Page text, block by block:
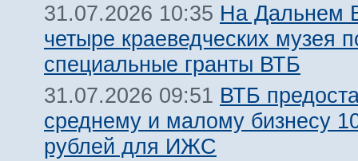
31.07.2026 10:35 На Дальнем
четыре краеведческих музея
специальные гранты ВТБ
31.07.2026 09:51 ВТБ
среднему и малому бизнесу
рублей для ИЖС